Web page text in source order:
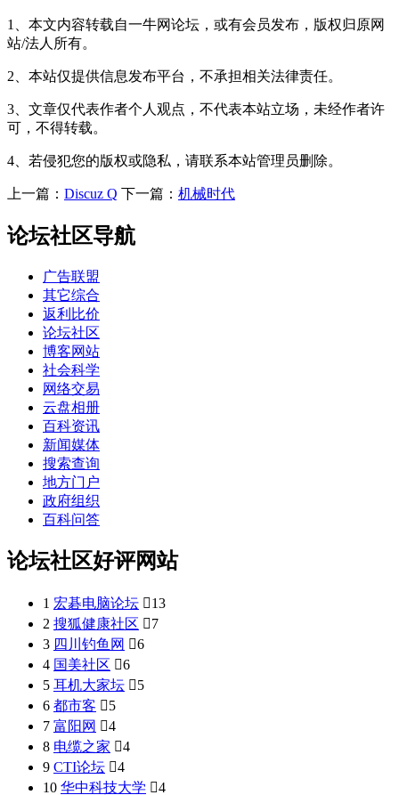
1、本文内容转载自一牛网论坛，或有会员发布，版权归原网
站/法人所有。
2、本站仅提供信息发布平台，不承担相关法律责任。
3、文章仅代表作者个人观点，不代表本站立场，未经作者许
可，不得转载。
4、若侵犯您的版权或隐私，请联系本站管理员删除。
上一篇： Discuz Q 下一篇： 机械时代
论坛社区导航
广告联盟
其它综合
返利比价
论坛社区
博客网站
社会科学
网络交易
云盘相册
百科资讯
新闻媒体
搜索查询
地方门户
政府组织
百科问答
论坛社区好评网站
1 宏碁电脑论坛 13
2 搜狐健康社区 7
3 四川钓鱼网 6
4 国美社区 6
5 耳机大家坛 5
6 都市客 5
7 富阳网 4
8 电缆之家 4
9 CTI论坛 4
10 华中科技大学 4